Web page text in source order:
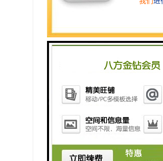
总之，智慧工地喷淋系统通
喷淋控制器是一种用于控制
1. 自动控制：喷淋控制器能
操作。
2. 调节：喷淋控制器可以地
3. 多功能性：喷淋控制器通
4. 易于安装和操作：喷淋控